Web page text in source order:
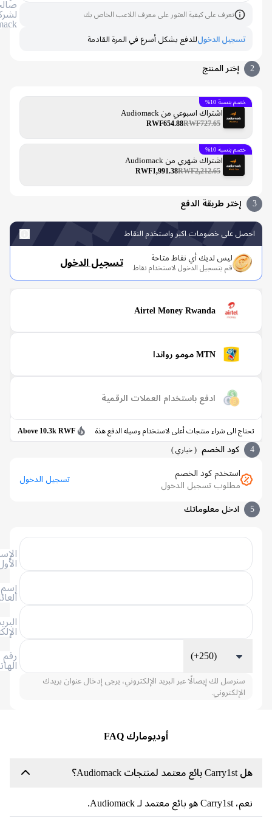
صالحًا
Audiomack
تعرف على كيفية العثور على معرف اللاعب الخاص بك
الدخولللدفع بشكل أسرع في المرة القادمة
إختر المنتج
اشتراك اسبوعي من Audiomack
RWF727.65
RWF654.88
بنسبة 10%
اشتراك شهري من Audiomack
RWF2,212.65
RWF1,991.38
بنسبة 10%
إختر طريقة الدفع
على خصومات اكبر واستخدم النقاط
ليس لديك أي نقاط متاحة
قم بتسجيل الدخول لاستخدام نقاط تسجيل الدخول
Airtel Money Rwanda
MTN مومو رواندا
ادفع باستخدام العملات الرقمية
الى شراء منتجات أعلى لاستخدام وسيله الدفع هذة Above 10.3k RWF
كود الخصم خياري)
استخدم كود الخصم
مطلوب تسجيل الدخول
تسجيل الدخول
ادخل معلوماتك
الإلكتروني
الهاتف
(+250)
لك إيصالًا عبر البريد الإلكتروني، يرجى إدخال عنوان بريدك
أوديومارك FAQ